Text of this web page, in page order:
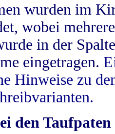
wurden im
wobei
in der
eingetragen.
Hinweise zu
den Taufpaten